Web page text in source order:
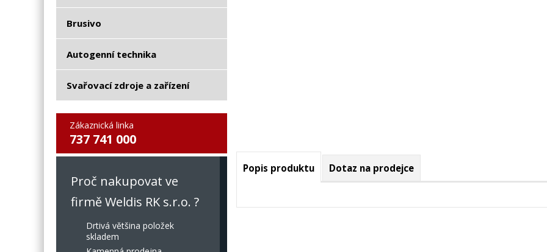
Brusivo
Autogenní technika
Svařovací zdroje a zařízení
Zákaznická linka
737 741 000
Proč nakupovat ve
firmě Weldis RK s.r.o. ?
Drtivá většina položek
skladem
Popis produktu Dotaz na prodejce